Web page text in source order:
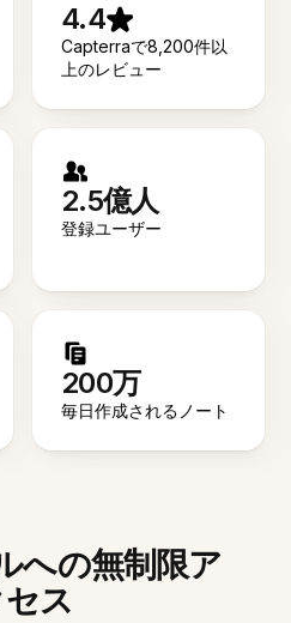
4.4
Capterraで8,200件以
上のレビュー
2.5億人
登録ユーザー
200万
毎日作成されるノート
への無制限ア
ス